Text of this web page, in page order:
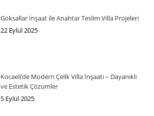
Göksallar İnşaat ile Anahtar Teslim Villa Projeleri
22 Eylül 2025
Kocaeli’de Modern Çelik Villa İnşaatı – Dayanıklı
ve Estetik Çözümler
5 Eylül 2025